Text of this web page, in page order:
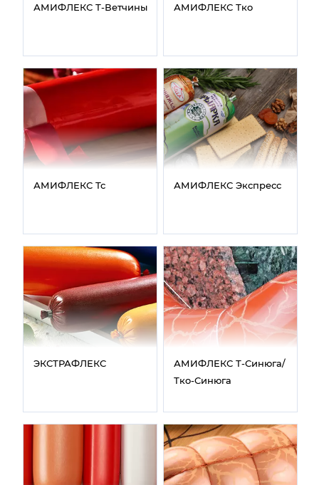
АМИФЛЕКС Т‑Ветчины АМИФЛЕКС Тко
АМИФЛЕКС Тс АМИФЛЕКС Экспресс
ЭКСТРАФЛЕКС
АМИФЛЕКС Т‑Синюга/
Тко‑Синюга